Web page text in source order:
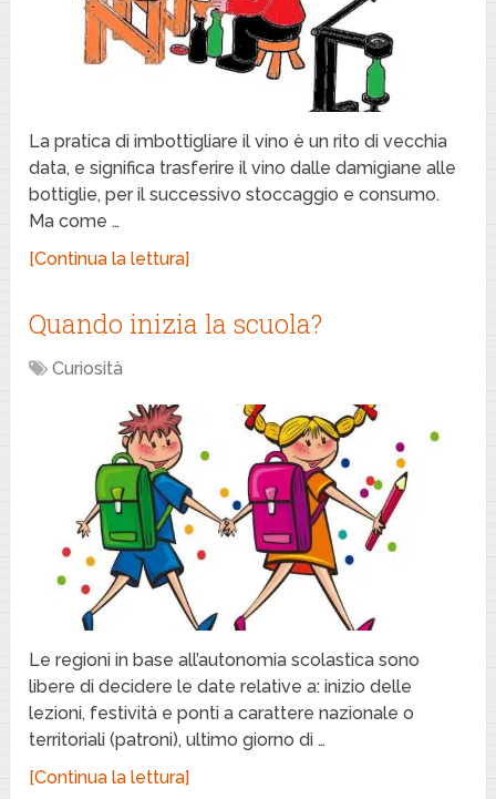
La pratica di imbottigliare il vino è un rito di vecchia
data, e significa trasferire il vino dalle damigiane alle
bottiglie, per il successivo stoccaggio e consumo.
Ma come …
[Continua la lettura]
Quando inizia la scuola?
Curiosità
Le regioni in base all’autonomia scolastica sono
libere di decidere le date relative a: inizio delle
lezioni, festività e ponti a carattere nazionale o
territoriali (patroni), ultimo giorno di …
[Continua la lettura]